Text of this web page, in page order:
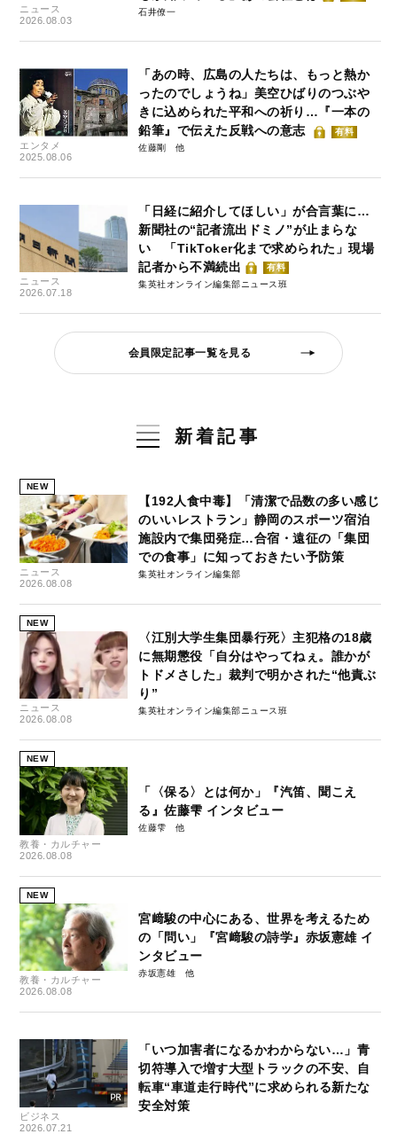
ニュース
2026.08.03
石井僚一
エンタメ
2025.08.06
「あの時、広島の人たちは、もっと熱か
ったのでしょうね」美空ひばりのつぶや
きに込められた平和への祈り…『一本の
鉛筆』で伝えた反戦への意志
有料
佐藤剛
ニュース
2026.07.18
「日経に紹介してほしい」が合言葉に…
新聞社の“記者流出ドミノ”が止まらな
い 「TikToker化まで求められた」現場
記者から不満続出
有料
集英社オンライン編集部ニュース班
会員限定記事一覧を見る
新着記事
NEW
ニュース
2026.08.08
【192人食中毒】「清潔で品数の多い感じ
のいいレストラン」静岡のスポーツ宿泊
施設内で集団発症…合宿・遠征の「集団
での食事」に知っておきたい予防策
集英社オンライン編集部
NEW
ニュース
2026.08.08
〈江別大学生集団暴行死〉主犯格の18歳
に無期懲役「自分はやってねぇ。誰かが
トドメさした」裁判で明かされた“他責ぶ
り”
集英社オンライン編集部ニュース班
NEW
教養・カルチャー
2026.08.08
「〈保る〉とは何か」『汽笛、聞こえ
る』佐藤雫 インタビュー
佐藤雫
NEW
教養・カルチャー
2026.08.08
宮﨑駿の中心にある、世界を考えるため
の「問い」『宮﨑駿の詩学』赤坂憲雄 イ
ンタビュー
赤坂憲雄
ビジネス
2026.07.21
「いつ加害者になるかわからない…」青
切符導入で増す大型トラックの不安、自
転車“車道走行時代”に求められる新たな
安全対策